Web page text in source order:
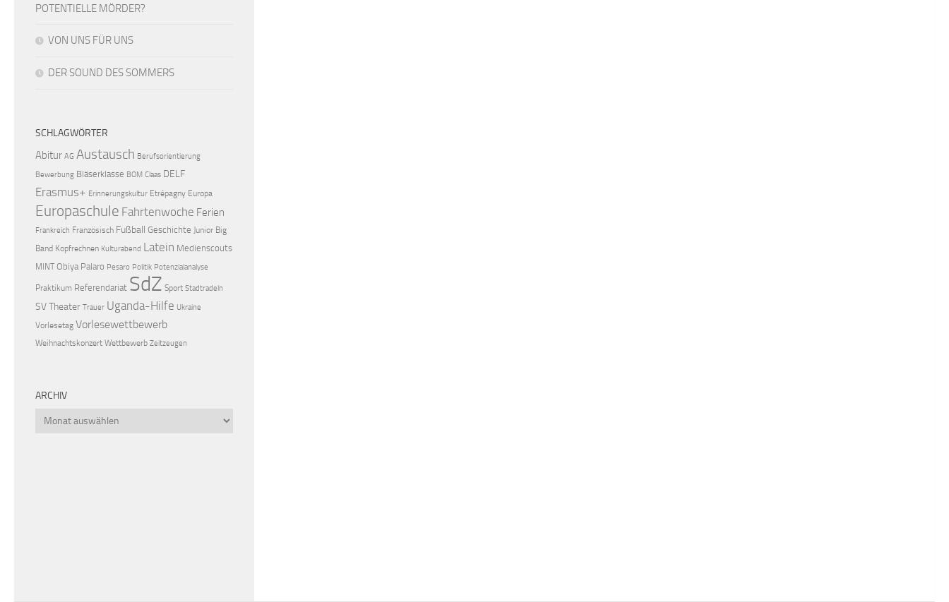
POTENTIELLE MÖRDER?
VON UNS FÜR UNS
DER SOUND DES SOMMERS
SCHLAGWÖRTER
Abitur AG Austausch Berufsorientierung
Bewerbung Bläserklasse BOM Claas DELF
Erasmus+ Erinnerungskultur Etrépagny Europa
Europaschule Fahrtenwoche Ferien
Frankreich Französisch Fußball Geschichte Junior Big
Band Kopfrechnen Kulturabend Latein Medienscouts
MINT Obiya Palaro Pesaro Politik Potenzialanalyse
Praktikum Referendariat SdZ Sport Stadtradeln
SVTheater Trauer Uganda-Hilfe Ukraine
Vorlesetag Vorlesewettbewerb
Weihnachtskonzert Wettbewerb Zeitzeugen
ARCHIV